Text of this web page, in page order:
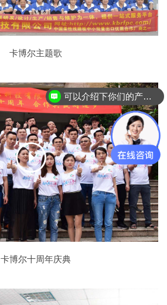
卡博尔主题歌
卡博尔十周年庆典
可以介绍下你们的产品么？